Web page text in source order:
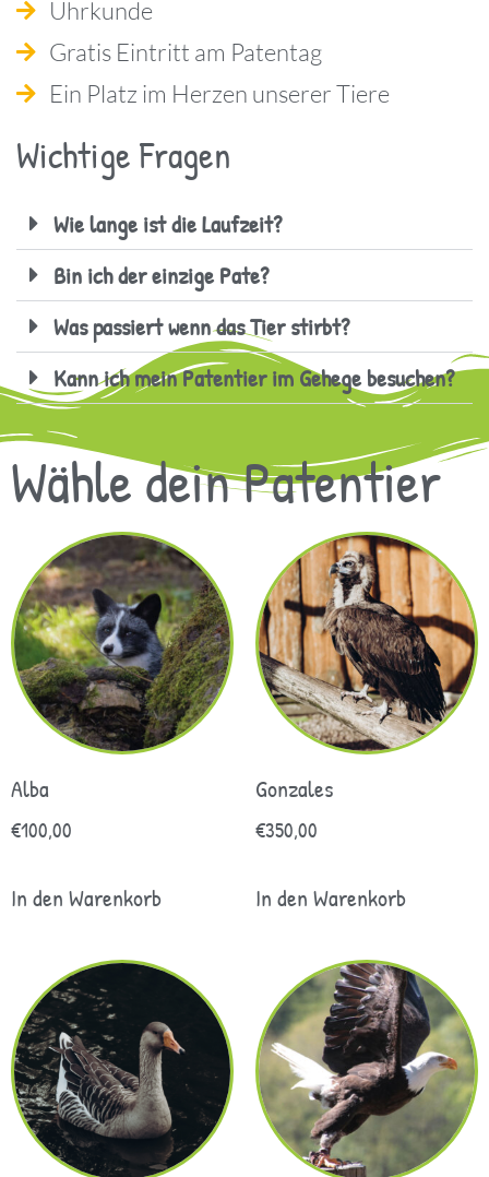
Uhrkunde
Gratis Eintritt am Patentag
Ein Platz im Herzen unserer Tiere
Wichtige Fragen
Wie lange ist die Laufzeit?
Bin ich der einzige Pate?
Was passiert wenn das Tier stirbt?
Kann ich mein Patentier im Gehege besuchen?
Wähle dein Patentier
Alba
€100,00
In den Warenkorb
Gonzales
€350,00
In den Warenkorb